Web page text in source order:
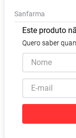
Sanfarma
Este produto
Quero saber
9º Lavitan
10º Vitamina D